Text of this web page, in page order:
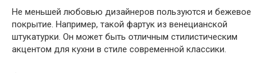
Не меньшей любовью дизайнеров пользуются и бежевое
покрытие. Например, такой фартук из венецианской
штукатурки. Он может быть отличным стилистическим
акцентом для кухни в стиле современной классики.